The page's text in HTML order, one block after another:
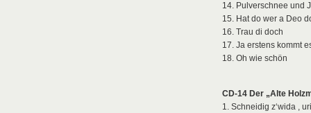
14. Pulverschnee und
15. Hat do wer a Deo
16. Trau di doch
17. Ja erstens kommt
18. Oh wie schön
CD-14 Der „Alte
1. Schneidig z‘wida ,